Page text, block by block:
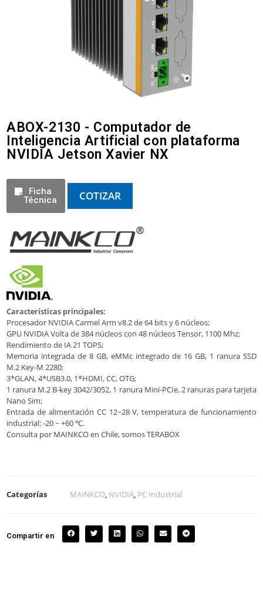
ABOX-2130 - Computador de
Inteligencia Artificial con plataforma
NVIDIA Jetson Xavier NX
Ficha
Técnica
COTIZAR
Características principales:
Procesador NVIDIA Carmel Arm v8.2 de 64 bits y 6 núcleos;
GPU NVIDIA Volta de 384 núcleos con 48 núcleos Tensor, 1100 Mhz;
Rendimiento de IA 21 TOPS;
Memoria integrada de 8 GB, eMMc integrado de 16 GB, 1 ranura SSD
M.2 Key-M 2280;
3*GLAN, 4*USB3.0, 1*HDMI, CC, OTG;
1 ranura M.2 B-key 3042/3052, 1 ranura Mini-PCIe, 2 ranuras para tarjeta
Nano Sim;
Entrada de alimentación CC 12~28 V, temperatura de funcionamiento
industrial: -20 ~ +60 ℃.
Consulta por MAINKCO en Chile, somos TERABOX
Categorías MAINKCO, NVIDIA, PC Industrial
Compartir en